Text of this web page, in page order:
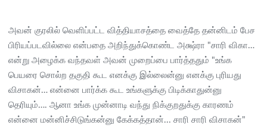
அவன் குரலில் வெளிப்பட்ட வித்தியாசத்தை வைத்தே தன்னிடம் பேச
பிரியப்படவில்லை என்பதை அறிந்துக்கொண்ட அக்ஷ்ரா "சாரி விகா…
என்று அழைக்க வந்தவள் அவன் முறைப்பை பார்த்ததும் "உங்க
பெயரை சொல்ற தகுதி கூட எனக்கு இல்லைன்னு எனக்கு புரியது
விசாகன்… என்னை பார்க்க கூட உங்களுக்கு பிடிக்காதுன்னு
தெரியும்…. ஆனா உங்க முன்னாடி வந்து நிக்குறதுக்கு காரணம்
என்னை மன்னிச்சிடுங்கன்னு கேக்கத்தான்... சாரி சாரி விசாகன்"